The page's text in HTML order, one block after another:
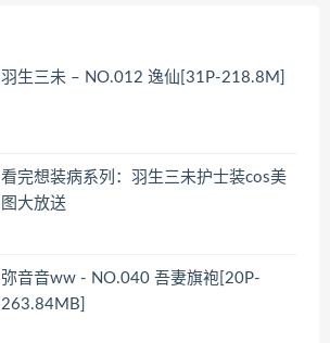
羽生三未 – NO.012 逸仙[31P-218.8M]
看完想装病系列：羽生三未护士装cos美
图大放送
弥音音ww - NO.040 吾妻旗袍[20P-
263.84MB]